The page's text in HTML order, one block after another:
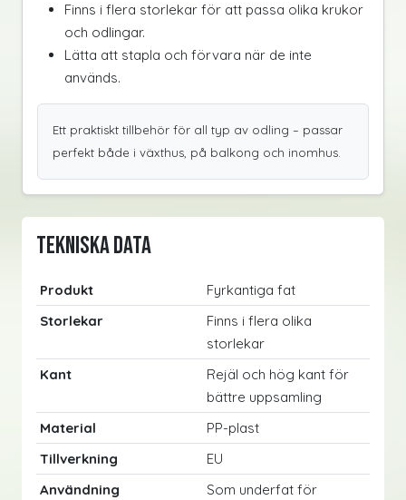
Finns i flera storlekar för att passa olika krukor
och odlingar.
Lätta att stapla och förvara när de inte
används.
Ett praktiskt tillbehör för all typ av odling – passar
perfekt både i växthus, på balkong och inomhus.
Tekniska data
Produkt
Fyrkantiga fat
Storlekar
Finns i flera olika
storlekar
Kant
Rejäl och hög kant för
bättre uppsamling
Material
PP-plast
Tillverkning
EU
Användning
Som underfat för